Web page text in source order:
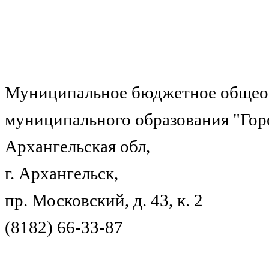
Муниципальное бюджетное
муниципального образования
Архангельская обл,
г. Архангельск,
пр. Московский, д. 43, к. 2
(8182) 66-33-87